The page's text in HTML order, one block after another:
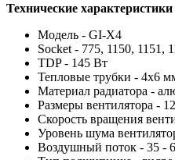
Технические характеристики
Модель - GI-X4
Socket - 775, 1150,
TDP - 145 Вт
Тепловые трубки - 4х6
Материал радиатора -
Размеры вентилятора -
Скорость вращения
Уровень шума
Воздушный поток - 35 -